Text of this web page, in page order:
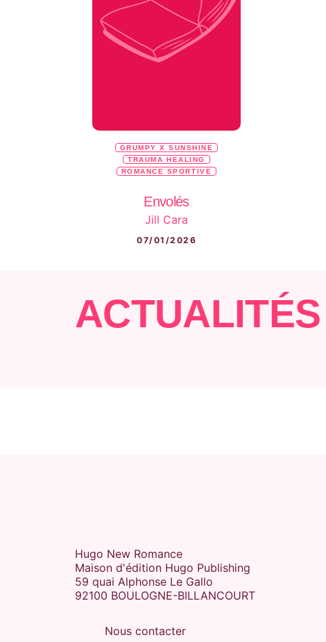
GRUMPY X SUNSHINE
TRAUMA HEALING
ROMANCE SPORTIVE
Envolés
Jill Cara
07/01/2026
Hugo New Romance
Maison d'édition Hugo Publishing
59 quai Alphonse Le Gallo
92100 BOULOGNE-BILLANCOURT
Nous contacter